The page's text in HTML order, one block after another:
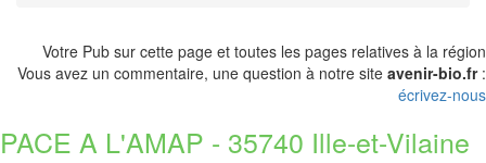
Votre Pub sur cette page et toutes les pages relatives à la région
Vous avez un commentaire, une question à notre site avenir-bio.fr:
écrivez-nous
PACE A L'AMAP - 35740 Ille-et-Vilaine